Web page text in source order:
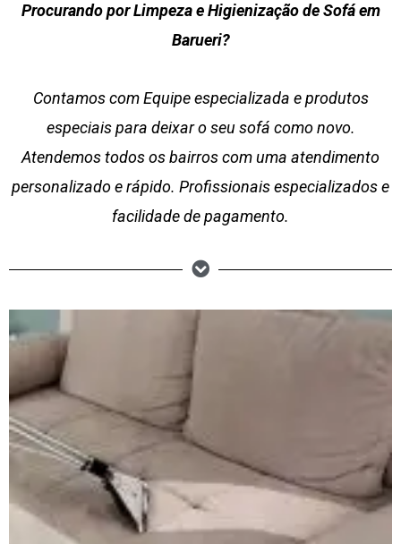
Procurando por Limpeza e Higienização de Sofá em
Barueri?
Contamos com Equipe especializada e produtos
especiais para deixar o seu sofá como novo.
Atendemos todos os bairros com uma atendimento
personalizado e rápido. Profissionais especializados e
facilidade de pagamento.